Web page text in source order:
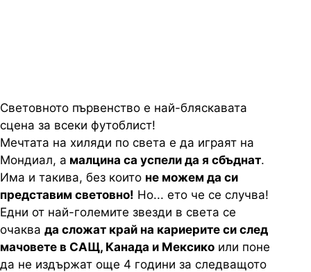
Световното първенство е най-бляскавата
сцена за всеки футоблист!
Мечтата на хиляди по света е да играят на
Мондиал, а малцина са успели да я сбъднат.
Има и такива, без които не можем да си
представим световно! Но... ето че се случва!
Едни от най-големите звезди в света се
очаква да сложат край на кариерите си след
мачовете в САЩ, Канада и Мексико или поне
да не издържат още 4 години за следващото